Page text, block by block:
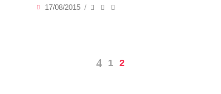
17/08/2015
1 2